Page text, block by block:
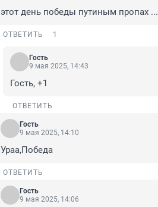
этот день победы путиным пропах ...
ОТВЕТИТЬ 1
Гость
9 мая 2025, 14:43
Гость, +1
ОТВЕТИТЬ
Гость
9 мая 2025, 14:10
Ураа,Победа
ОТВЕТИТЬ
Гость
9 мая 2025, 14:06